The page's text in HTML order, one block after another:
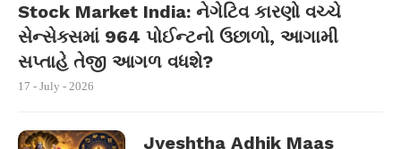
Stock Market India: નેગેટિવ કારણો વચ્ચે
સેન્સેક્સમાં 964 પોઈન્ટનો ઉછાળો, આગામી
સપ્તાહે તેજી આગળ વધશે?
17 - July - 2026
Jyeshtha Adhik Maas